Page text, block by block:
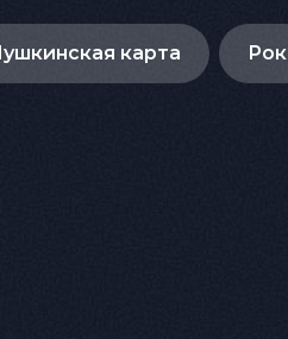
карта Рок